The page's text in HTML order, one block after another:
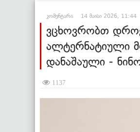
კომენტარი 14 მაისი 2026, 11:44
ვცხოვრობთ
ალტერნატიული
დანაშაული -
1137